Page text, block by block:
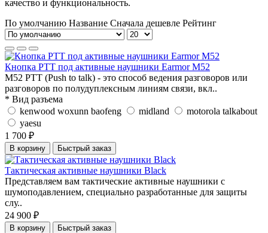
качество и функциональность.
По умолчанию Название Сначала дешевле Рейтинг
Кнопка PTT под активные наушники Earmor М52
M52 PTT (Push to talk) - это способ ведения разговоров или
разговоров по полудуплексным линиям связи, вкл..
* Вид разъема
kenwood woxunn baofeng
midland
motorola talkabout
yaesu
1 700 ₽
В корзину Быстрый заказ
Тактическая активные наушники Black
Представляем вам тактические активные наушники с
шумоподавлением, специально разработанные для защиты
слу..
24 900 ₽
В корзину Быстрый заказ